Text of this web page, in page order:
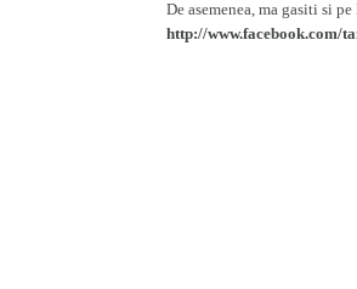
De asemenea, ma gasiti si
http://www.facebook.com/